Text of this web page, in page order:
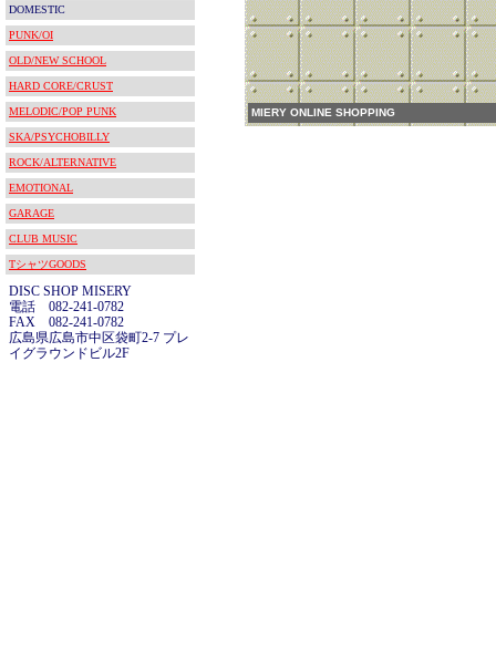
DOMESTIC
PUNK/OI
OLD/NEW SCHOOL
HARD CORE/CRUST
MELODIC/POP PUNK
SKA/PSYCHOBILLY
ROCK/ALTERNATIVE
EMOTIONAL
GARAGE
CLUB MUSIC
TシャツGOODS
DISC SHOP MISERY
電話 082-241-0782
FAX 082-241-0782
広島県広島市中区袋町2-7 プレ
イグラウンドビル2F
MIERY ONLINE SHOPPING